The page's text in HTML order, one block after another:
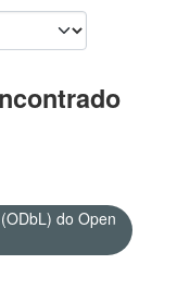
do Open